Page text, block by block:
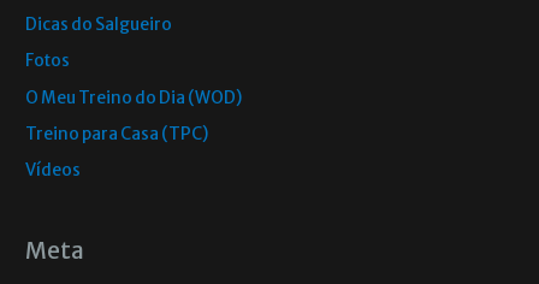
Dicas do Salgueiro
Fotos
O Meu Treino do Dia (WOD)
Treino para Casa (TPC)
Vídeos
Meta